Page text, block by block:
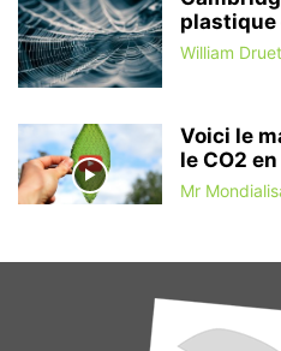
plastique
William Druet
Voici le
le CO2
Mr